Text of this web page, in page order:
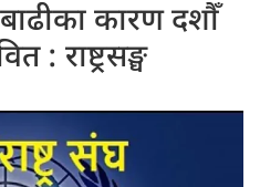
कारण दशौँ
: राष्ट्रसङ्घ